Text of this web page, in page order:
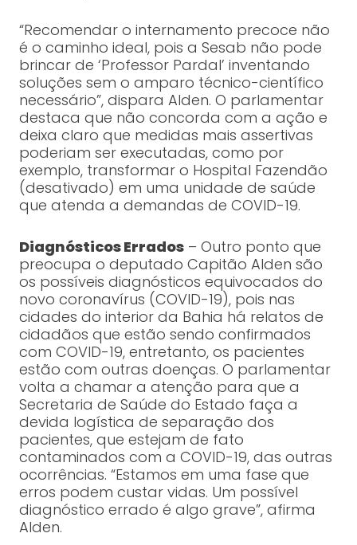
“Recomendar o internamento precoce não
é o caminho ideal, pois a Sesab não pode
brincar de ‘Professor Pardal’ inventando
soluções sem o amparo técnico-científico
necessário”, dispara Alden. O parlamentar
destaca que não concorda com a ação e
deixa claro que medidas mais assertivas
poderiam ser executadas, como por
exemplo, transformar o Hospital Fazendão
(desativado) em uma unidade de saúde
que atenda a demandas de COVID-19.
Diagnósticos Errados– Outro ponto que
preocupa o deputado Capitão Alden são
os possíveis diagnósticos equivocados do
novo coronavírus (COVID-19), pois nas
cidades do interior da Bahia há relatos de
cidadãos que estão sendo confirmados
com COVID-19, entretanto, os pacientes
estão com outras doenças. O parlamentar
volta a chamar a atenção para que a
Secretaria de Saúde do Estado faça a
devida logística de separação dos
pacientes, que estejam de fato
contaminados com a COVID-19, das outras
ocorrências. “Estamos em uma fase que
erros podem custar vidas. Um possível
diagnóstico errado é algo grave”, afirma
Alden.